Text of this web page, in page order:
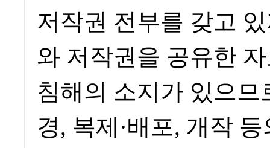
저작권 전부를 갖고
와 저작권을 공유한
침해의 소지가 있으
경, 복제·배포, 개작